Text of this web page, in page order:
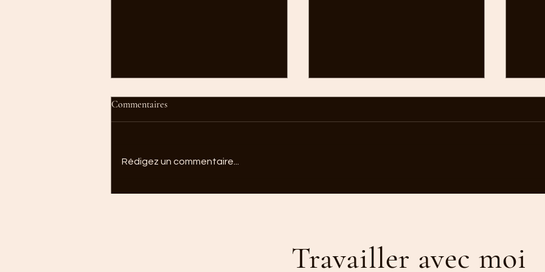
Comment garder une routine
Comment se retrouver quand on
Commentaires
Rédigez un commentaire...
Travailler avec moi